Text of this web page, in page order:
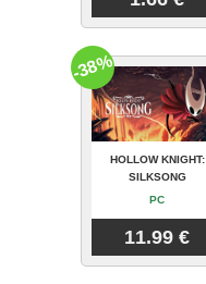
HOLLOW KNIGHT:
SILKSONG
PC
11.99 €
-38%